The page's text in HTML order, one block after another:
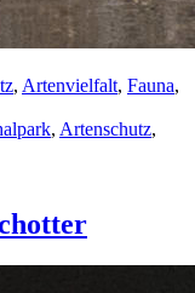
, Artenvielfalt, Fauna,
, Artenschutz,